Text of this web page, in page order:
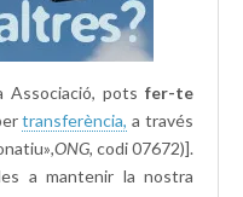
Associació, pots fer-te
transferència, a través
,ONG, codi 07672)].
a mantenir la nostra